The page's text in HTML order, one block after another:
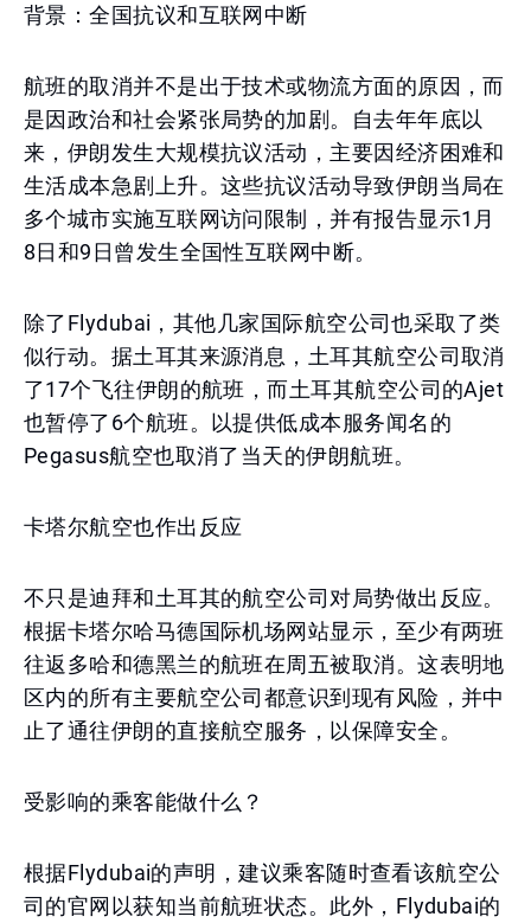
背景：全国抗议和互联网中断
航班的取消并不是出于技术或物流方面的原因，而
是因政治和社会紧张局势的加剧。自去年年底以
来，伊朗发生大规模抗议活动，主要因经济困难和
生活成本急剧上升。这些抗议活动导致伊朗当局在
多个城市实施互联网访问限制，并有报告显示1月
8日和9日曾发生全国性互联网中断。
除了Flydubai，其他几家国际航空公司也采取了类
似行动。据土耳其来源消息，土耳其航空公司取消
了17个飞往伊朗的航班，而土耳其航空公司的Ajet
也暂停了6个航班。以提供低成本服务闻名的
Pegasus航空也取消了当天的伊朗航班。
卡塔尔航空也作出反应
不只是迪拜和土耳其的航空公司对局势做出反应。
根据卡塔尔哈马德国际机场网站显示，至少有两班
往返多哈和德黑兰的航班在周五被取消。这表明地
区内的所有主要航空公司都意识到现有风险，并中
止了通往伊朗的直接航空服务，以保障安全。
受影响的乘客能做什么？
根据Flydubai的声明，建议乘客随时查看该航空公
司的官网以获知当前航班状态。此外，Flydubai的